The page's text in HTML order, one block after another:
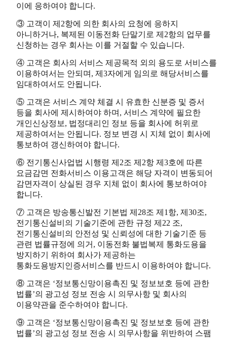
이에 응하여야 합니다.
③ 고객이 제2항에 의한 회사의 요청에 응하지
아니하거나, 복제된 이동전화 단말기로 제2항의 업무를
신청하는 경우 회사는 이를 거절할 수 있습니다.
④ 고객은 회사의 서비스 제공목적 외의 용도로 서비스를
이용하여서는 안되며, 제3자에게 임의로 해당서비스를
임대하여서도 안됩니다.
⑤ 고객은 서비스 계약 체결 시 유효한 신분증 및 증서
등을 회사에 제시하여야 하며, 서비스 계약에 필요한
개인신상정보, 법정대리인 정보 등을 회사에 허위로
제공하여서는 안됩니다. 정보 변경 시 지체 없이 회사에
통보하여 갱신하여야 합니다.
⑥ 전기통신사업법 시행령 제2조 제2항 제3호에 따른
요금감면 전화서비스 이용고객은 해당 자격이 변동되어
감면자격이 상실된 경우 지체 없이 회사에 통보하여야
합니다.
⑦ 고객은 방송통신발전 기본법 제28조 제1항, 제30조,
전기통신설비의 기술기준에 관한 규정 제22 조,
전기통신설비의 안전성 및 신뢰성에 대한 기술기준 등
관련 법률규정에 의거, 이동전화 불법복제 통화도용을
방지하기 위하여 회사가 제공하는
통화도용방지인증서비스를 반드시 이용하여야 합니다.
⑧ 고객은 ‘정보통신망이용촉진 및 정보보호 등에 관한
법률’의 광고성 정보 전송 시 의무사항 및 회사의
이용약관을 준수하여야 합니다.
⑨ 고객은 ‘정보통신망이용촉진 및 정보보호 등에 관한
법률’의 광고성 정보 전송 시 의무사항을 위반하여 스팸